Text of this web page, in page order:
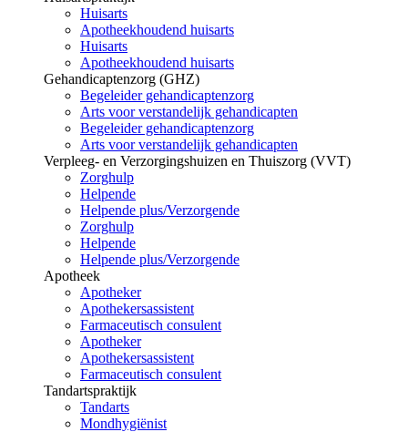
Huisarts
Apotheekhoudend huisarts
Huisarts
Apotheekhoudend huisarts
Gehandicaptenzorg (GHZ)
Begeleider gehandicaptenzorg
Arts voor verstandelijk gehandicapten
Begeleider gehandicaptenzorg
Arts voor verstandelijk gehandicapten
Verpleeg- en Verzorgingshuizen en Thuiszorg (VVT)
Zorghulp
Helpende
Helpende plus/Verzorgende
Zorghulp
Helpende
Helpende plus/Verzorgende
Apotheek
Apotheker
Apothekersassistent
Farmaceutisch consulent
Apotheker
Apothekersassistent
Farmaceutisch consulent
Tandartspraktijk
Tandarts
Mondhygiënist